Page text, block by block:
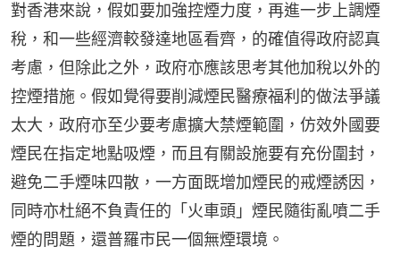
對香港來說，假如要加強控煙力度，再進一步上調煙
稅，和一些經濟較發達地區看齊，的確值得政府認真
考慮，但除此之外，政府亦應該思考其他加稅以外的
控煙措施。假如覺得要削減煙民醫療福利的做法爭議
太大，政府亦至少要考慮擴大禁煙範圍，仿效外國要
煙民在指定地點吸煙，而且有關設施要有充份圍封，
避免二手煙味四散，一方面既增加煙民的戒煙誘因，
同時亦杜絕不負責任的「火車頭」煙民隨街亂噴二手
煙的問題，還普羅市民一個無煙環境。